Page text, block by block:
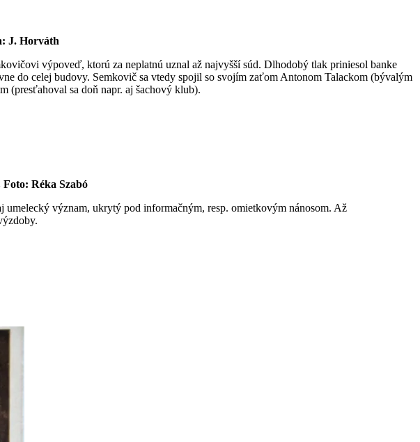
J. Horváth
výpoveď, ktorú za neplatnú uznal až najvyšší súd. Dlhodobý tlak priniesol banke
do celej budovy. Semkovič sa vtedy spojil so svojím zaťom Antonom Talackom (bývalým
(presťahoval sa doň napr. aj šachový klub).
Réka Szabó
význam, ukrytý pod informačným, resp. omietkovým nánosom. Až